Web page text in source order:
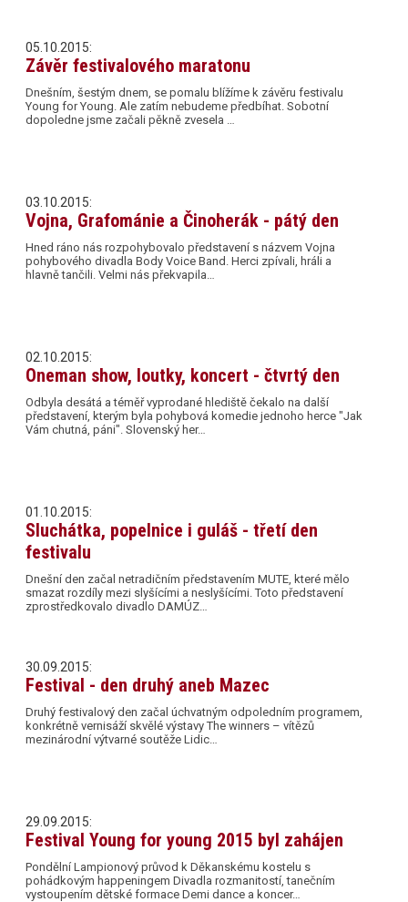
05.10.2015:
Závěr festivalového maratonu
Dnešním, šestým dnem, se pomalu blížíme k závěru festivalu
Young for Young. Ale zatím nebudeme předbíhat. Sobotní
dopoledne jsme začali pěkně zvesela …
03.10.2015:
Vojna, Grafománie a Činoherák - pátý den
Hned ráno nás rozpohybovalo představení s názvem Vojna
pohybového divadla Body Voice Band. Herci zpívali, hráli a
hlavně tančili. Velmi nás překvapila…
02.10.2015:
Oneman show, loutky, koncert - čtvrtý den
Odbyla desátá a téměř vyprodané hlediště čekalo na další
představení, kterým byla pohybová komedie jednoho herce "Jak
Vám chutná, páni". Slovenský her…
01.10.2015:
Sluchátka, popelnice i guláš - třetí den
festivalu
Dnešní den začal netradičním představením MUTE, které mělo
smazat rozdíly mezi slyšícími a neslyšícími. Toto představení
zprostředkovalo divadlo DAMÚZ…
30.09.2015:
Festival - den druhý aneb Mazec
Druhý festivalový den začal úchvatným odpoledním programem,
konkrétně vernisáží skvělé výstavy The winners – vítězů
mezinárodní výtvarné soutěže Lidic…
29.09.2015:
Festival Young for young 2015 byl zahájen
Pondělní Lampionový průvod k Děkanskému kostelu s
pohádkovým happeningem Divadla rozmanitostí, tanečním
vystoupením dětské formace Demi dance a koncer…